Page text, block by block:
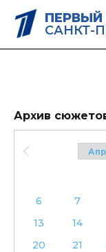
ПЕРВЫЙ
САНКТ-
Архив
6
7
13
14
20
21